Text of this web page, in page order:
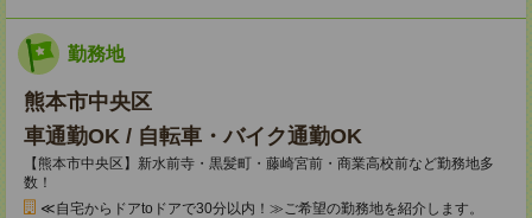
勤務地
熊本市中央区
車通勤OK / 自転車・バイク通勤OK
【熊本市中央区】新水前寺・黒髪町・藤崎宮前・商業高校前など勤務地多
数！
≪自宅からドアtoドアで30分以内！≫ご希望の勤務地を紹介します。